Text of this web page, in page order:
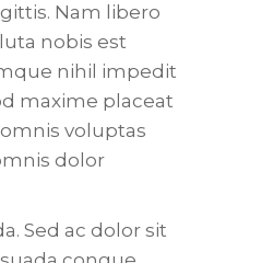
Nam libero
nobis est
nihil impedit
maxime placeat
voluptas
dolor
Sed ac dolor sit